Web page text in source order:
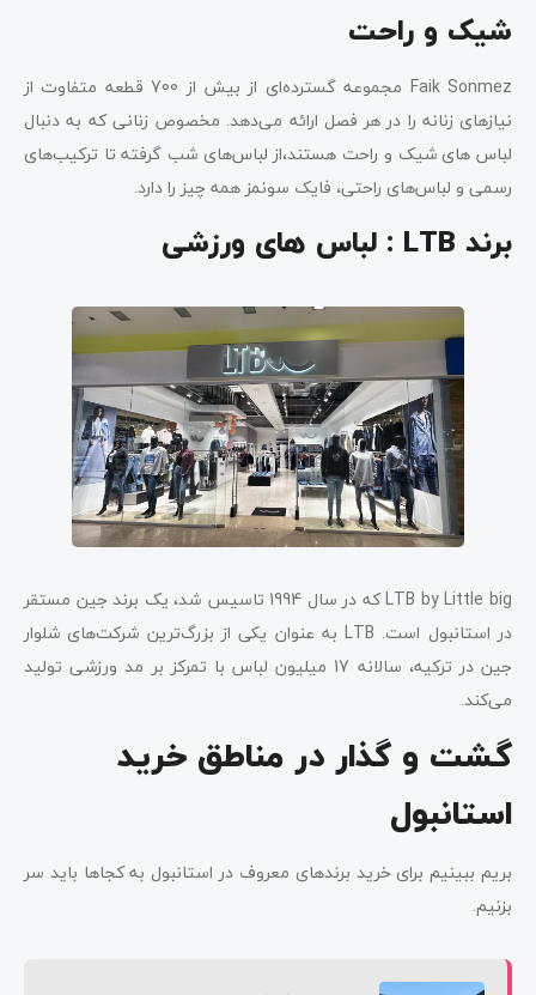
شیک و راحت
Faik Sonmez مجموعه گسترده‌ای از بیش از 700 قطعه متفاوت از
نیازهای زنانه را در هر فصل ارائه می‌دهد. مخصوص زنانی که به دنبال
لباس های شیک و راحت هستند،از لباس‌های شب گرفته تا ترکیب‌های
رسمی و لباس‌های راحتی، فایک سونمز همه چیز را دارد.
برند LTB : لباس های ورزشی
LTB by Little big که در سال 1994 تاسیس شد، یک برند جین مستقر
در استانبول است. LTB به عنوان یکی از بزرگ‌ترین شرکت‌های شلوار
جین در ترکیه، سالانه 17 میلیون لباس با تمرکز بر مد ورزشی تولید
می‌کند.
گشت و گذار در مناطق خرید
استانبول
بریم ببینیم برای خرید برندهای معروف در استانبول به کجاها باید سر
بزنیم.